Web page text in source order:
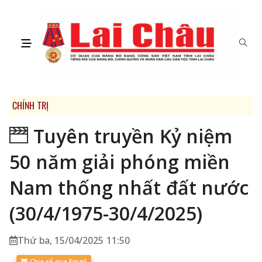
CHÍNH TRỊ
Tuyên truyền Kỷ niệm
50 năm giải phóng miền
Nam thống nhất đất nước
(30/4/1975-30/4/2025)
Thứ ba, 15/04/2025 11:50